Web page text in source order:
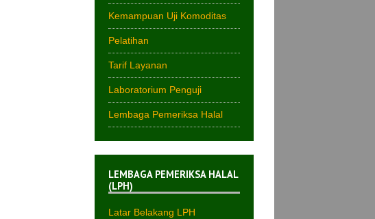
Kemampuan Uji Komoditas
Pelatihan
Tarif Layanan
Laboratorium Penguji
Lembaga Pemeriksa Halal
LEMBAGA PEMERIKSA HALAL
(LPH)
Latar Belakang LPH